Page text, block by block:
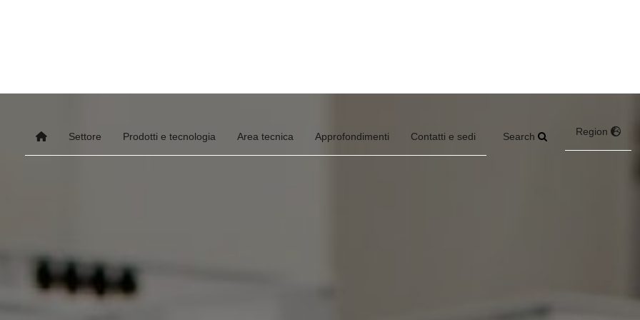
Settore Prodotti e tecnologia Area tecnica Approfondimenti Contatti e sedi Search Region